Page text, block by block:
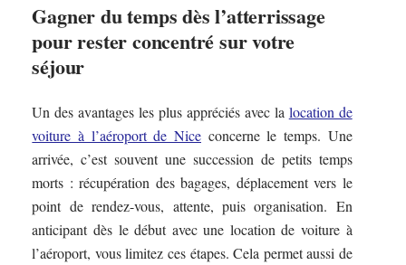
Gagner du temps dès l’atterrissage
pour rester concentré sur votre
séjour
Un des avantages les plus appréciés avec la location de
voiture à l’aéroport de Nice concerne le temps. Une
arrivée, c’est souvent une succession de petits temps
morts : récupération des bagages, déplacement vers le
point de rendez-vous, attente, puis organisation. En
anticipant dès le début avec une location de voiture à
l’aéroport, vous limitez ces étapes. Cela permet aussi de